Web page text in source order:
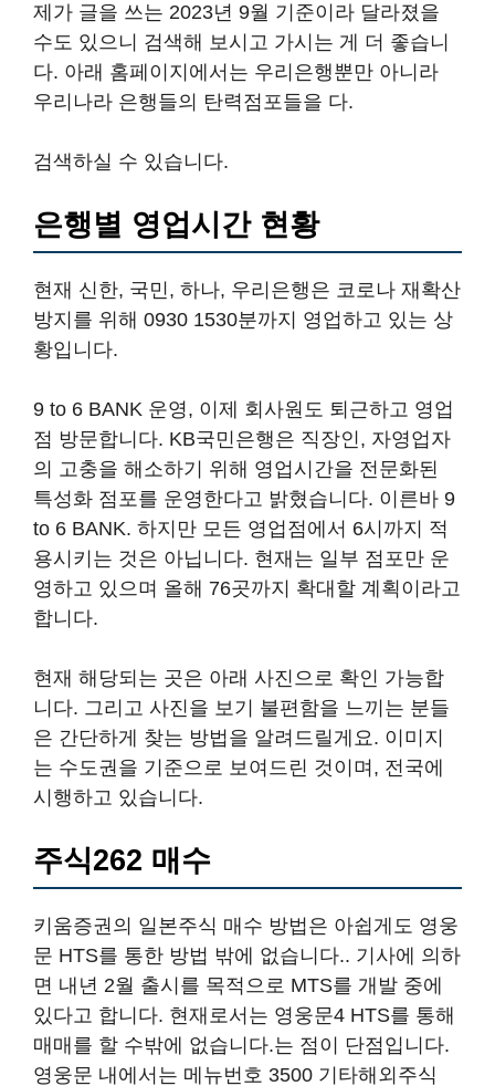
제가 글을 쓰는 2023년 9월 기준이라 달라졌을
수도 있으니 검색해 보시고 가시는 게 더 좋습니
다. 아래 홈페이지에서는 우리은행뿐만 아니라
우리나라 은행들의 탄력점포들을 다.
검색하실 수 있습니다.
은행별 영업시간 현황
현재 신한, 국민, 하나, 우리은행은 코로나 재확산
방지를 위해 0930 1530분까지 영업하고 있는 상
황입니다.
9 to 6 BANK 운영, 이제 회사원도 퇴근하고 영업
점 방문합니다. KB국민은행은 직장인, 자영업자
의 고충을 해소하기 위해 영업시간을 전문화된
특성화 점포를 운영한다고 밝혔습니다. 이른바 9
to 6 BANK. 하지만 모든 영업점에서 6시까지 적
용시키는 것은 아닙니다. 현재는 일부 점포만 운
영하고 있으며 올해 76곳까지 확대할 계획이라고
합니다.
현재 해당되는 곳은 아래 사진으로 확인 가능합
니다. 그리고 사진을 보기 불편함을 느끼는 분들
은 간단하게 찾는 방법을 알려드릴게요. 이미지
는 수도권을 기준으로 보여드린 것이며, 전국에
시행하고 있습니다.
주식262 매수
키움증권의 일본주식 매수 방법은 아쉽게도 영웅
문 HTS를 통한 방법 밖에 없습니다.. 기사에 의하
면 내년 2월 출시를 목적으로 MTS를 개발 중에
있다고 합니다. 현재로서는 영웅문4 HTS를 통해
매매를 할 수밖에 없습니다.는 점이 단점입니다.
영웅문 내에서는 메뉴번호 3500 기타해외주식